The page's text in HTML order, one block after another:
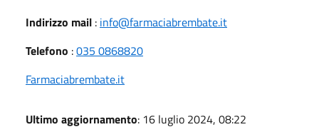
Indirizzo mail : info@farmaciabrembate.it
Telefono :035 0868820
Farmaciabrembate.it
Ultimo aggiornamento: 16 luglio 2024, 08:22